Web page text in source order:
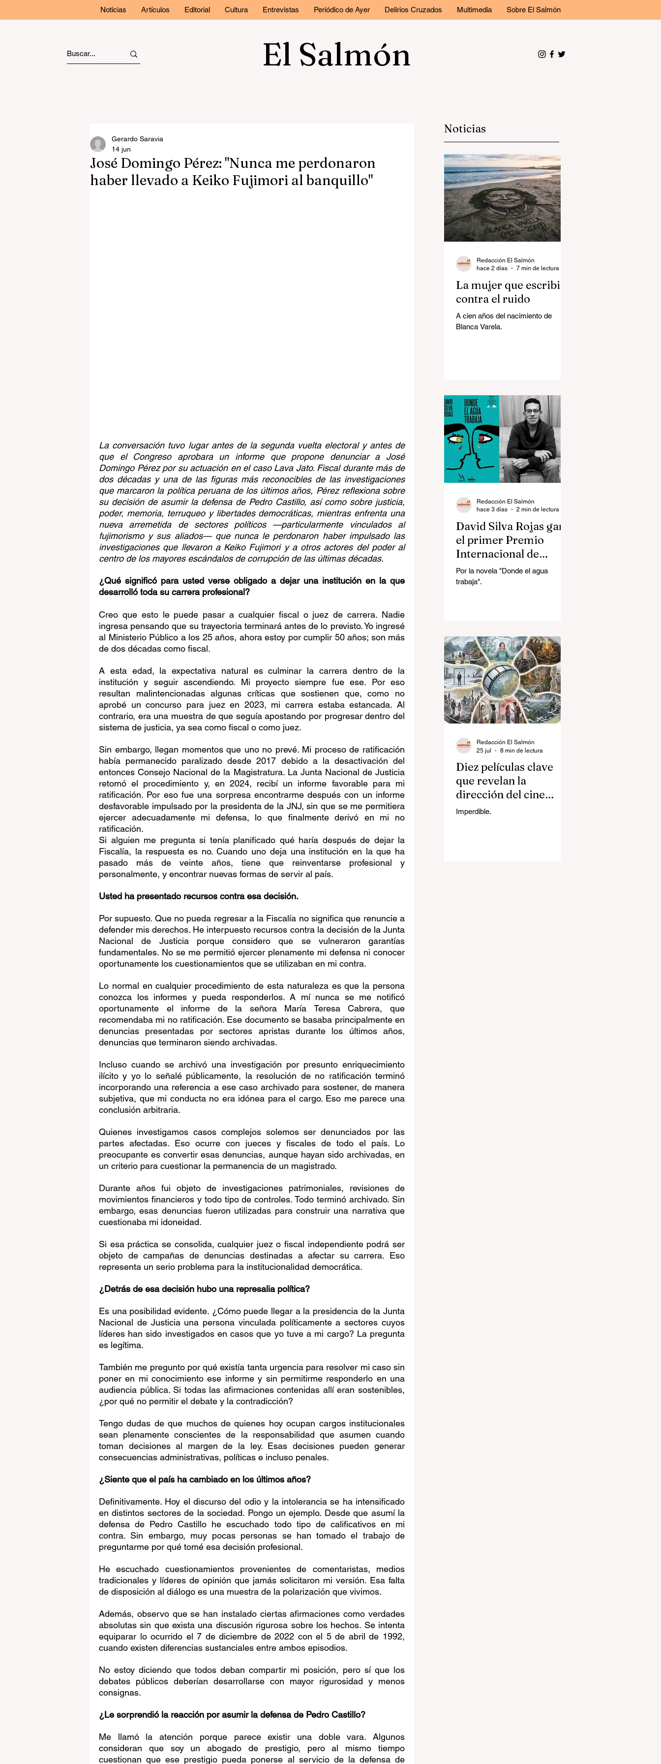
Noticias Artículos Editorial Cultura Entrevistas Periódico de Ayer Delirios Cruzados Multimedia Sobre El Salmón
El Salmón
José Domingo Pérez: "Nunca me perdonaron
haber llevado a Keiko Fujimori al banquillo"
Gerardo Saravia
14 jun
La conversación tuvo lugar antes de la segunda vuelta electoral y antes de
que el Congreso aprobara un informe que propone denunciar a José
Domingo Pérez por su actuación en el caso Lava Jato. Fiscal durante más de
dos décadas y una de las figuras más reconocibles de las investigaciones
que marcaron la política peruana de los últimos años, Pérez reflexiona sobre
su decisión de asumir la defensa de Pedro Castillo, así como sobre justicia,
poder, memoria, terruqueo y libertades democráticas, mientras enfrenta una
nueva arremetida de sectores políticos —particularmente vinculados al
fujimorismo y sus aliados— que nunca le perdonaron haber impulsado las
investigaciones que llevaron a Keiko Fujimori y a otros actores del poder al
centro de los mayores escándalos de corrupción de las últimas décadas.
¿Qué significó para usted verse obligado a dejar una institución en la que
desarrolló toda su carrera profesional?
Creo que esto le puede pasar a cualquier fiscal o juez de carrera. Nadie
ingresa pensando que su trayectoria terminará antes de lo previsto. Yo ingresé
al Ministerio Público a los 25 años, ahora estoy por cumplir 50 años; son más
de dos décadas como fiscal.
A esta edad, la expectativa natural es culminar la carrera dentro de la
institución y seguir ascendiendo. Mi proyecto siempre fue ese. Por eso
resultan malintencionadas algunas críticas que sostienen que, como no
aprobé un concurso para juez en 2023, mi carrera estaba estancada. Al
contrario, era una muestra de que seguía apostando por progresar dentro del
sistema de justicia, ya sea como fiscal o como juez.
Sin embargo, llegan momentos que uno no prevé. Mi proceso de ratificación
había permanecido paralizado desde 2017 debido a la desactivación del
entonces Consejo Nacional de la Magistratura. La Junta Nacional de Justicia
retomó el procedimiento y, en 2024, recibí un informe favorable para mi
ratificación. Por eso fue una sorpresa encontrarme después con un informe
desfavorable impulsado por la presidenta de la JNJ, sin que se me permitiera
ejercer adecuadamente mi defensa, lo que finalmente derivó en mi no
ratificación.
Si alguien me pregunta si tenía planificado qué haría después de dejar la
Fiscalía, la respuesta es no. Cuando uno deja una institución en la que ha
pasado más de veinte años, tiene que reinventarse profesional y
personalmente, y encontrar nuevas formas de servir al país.
Usted ha presentado recursos contra esa decisión.
Por supuesto. Que no pueda regresar a la Fiscalía no significa que renuncie a
defender mis derechos. He interpuesto recursos contra la decisión de la Junta
Nacional de Justicia porque considero que se vulneraron garantías
fundamentales. No se me permitió ejercer plenamente mi defensa ni conocer
oportunamente los cuestionamientos que se utilizaban en mi contra.
Lo normal en cualquier procedimiento de esta naturaleza es que la persona
conozca los informes y pueda responderlos. A mí nunca se me notificó
oportunamente el informe de la señora María Teresa Cabrera, que
recomendaba mi no ratificación. Ese documento se basaba principalmente en
denuncias presentadas por sectores apristas durante los últimos años,
denuncias que terminaron siendo archivadas.
Incluso cuando se archivó una investigación por presunto enriquecimiento
ilícito y yo lo señalé públicamente, la resolución de no ratificación terminó
incorporando una referencia a ese caso archivado para sostener, de manera
subjetiva, que mi conducta no era idónea para el cargo. Eso me parece una
conclusión arbitraria.
Quienes investigamos casos complejos solemos ser denunciados por las
partes afectadas. Eso ocurre con jueces y fiscales de todo el país. Lo
preocupante es convertir esas denuncias, aunque hayan sido archivadas, en
un criterio para cuestionar la permanencia de un magistrado.
Durante años fui objeto de investigaciones patrimoniales, revisiones de
movimientos financieros y todo tipo de controles. Todo terminó archivado. Sin
embargo, esas denuncias fueron utilizadas para construir una narrativa que
cuestionaba mi idoneidad.
Si esa práctica se consolida, cualquier juez o fiscal independiente podrá ser
objeto de campañas de denuncias destinadas a afectar su carrera. Eso
representa un serio problema para la institucionalidad democrática.
¿Detrás de esa decisión hubo una represalia política?
Es una posibilidad evidente. ¿Cómo puede llegar a la presidencia de la Junta
Nacional de Justicia una persona vinculada políticamente a sectores cuyos
líderes han sido investigados en casos que yo tuve a mi cargo? La pregunta
es legítima.
También me pregunto por qué existía tanta urgencia para resolver mi caso sin
poner en mi conocimiento ese informe y sin permitirme responderlo en una
audiencia pública. Si todas las afirmaciones contenidas allí eran sostenibles,
¿por qué no permitir el debate y la contradicción?
Tengo dudas de que muchos de quienes hoy ocupan cargos institucionales
sean plenamente conscientes de la responsabilidad que asumen cuando
toman decisiones al margen de la ley. Esas decisiones pueden generar
consecuencias administrativas, políticas e incluso penales.
¿Siente que el país ha cambiado en los últimos años?
Definitivamente. Hoy el discurso del odio y la intolerancia se ha intensificado
en distintos sectores de la sociedad. Pongo un ejemplo. Desde que asumí la
defensa de Pedro Castillo he escuchado todo tipo de calificativos en mi
contra. Sin embargo, muy pocas personas se han tomado el trabajo de
preguntarme por qué tomé esa decisión profesional.
He escuchado cuestionamientos provenientes de comentaristas, medios
tradicionales y líderes de opinión que jamás solicitaron mi versión. Esa falta
de disposición al diálogo es una muestra de la polarización que vivimos.
Además, observo que se han instalado ciertas afirmaciones como verdades
absolutas sin que exista una discusión rigurosa sobre los hechos. Se intenta
equiparar lo ocurrido el 7 de diciembre de 2022 con el 5 de abril de 1992,
cuando existen diferencias sustanciales entre ambos episodios.
No estoy diciendo que todos deban compartir mi posición, pero sí que los
debates públicos deberían desarrollarse con mayor rigurosidad y menos
consignas.
¿Le sorprendió la reacción por asumir la defensa de Pedro Castillo?
Me llamó la atención porque parece existir una doble vara. Algunos
consideran que soy un abogado de prestigio, pero al mismo tiempo
cuestionan que ese prestigio pueda ponerse al servicio de la defensa de
Noticias
La mujer que escribió
contra el ruido
A cien años del nacimiento de
Blanca Varela.
Redacción El Salmón
hace 2 días
7 min de lectura
David Silva Rojas ganó
el primer Premio
Internacional de
Novela Breve Almadía
Ventosa-Arrufat
Por la novela "Donde el agua
trabaja".
Redacción El Salmón
hace 3 días
2 min de lectura
Diez películas clave
que revelan la
dirección del cine
contemporáneo
Imperdible.
Redacción El Salmón
25 jul
8 min de lectura